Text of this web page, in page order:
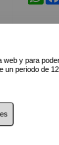
y para
un periodo de